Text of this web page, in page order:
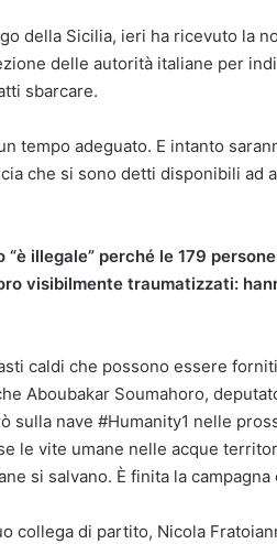
della Sicilia, ieri ha ricevuto la
delle autorità italiane per
sbarcare.
tempo adeguato. E intanto
che si sono detti disponibili ad
illegale” perché le 179
visibilmente traumatizzati:
caldi che possono essere
Aboubakar Soumahoro,
sulla nave #Humanity1 nelle
le vite umane nelle acque
si salvano. È finita la campagna
collega di partito, Nicola